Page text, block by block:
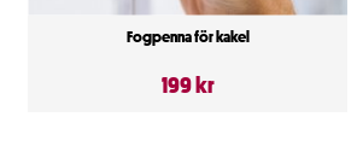
Fogpenna för kakel
199 kr